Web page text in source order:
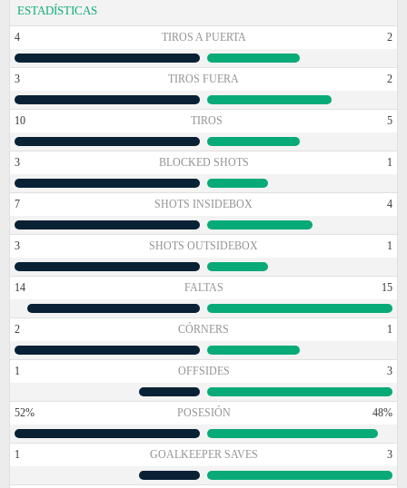
ESTADÍSTICAS
4 TIROS A PUERTA 2
3 TIROS FUERA 2
10 TIROS 5
3 BLOCKED SHOTS 1
7 SHOTS INSIDEBOX 4
3 SHOTS OUTSIDEBOX 1
14 FALTAS 15
2 CÓRNERS 1
1 OFFSIDES 3
52% POSESIÓN 48%
1 GOALKEEPER SAVES 3